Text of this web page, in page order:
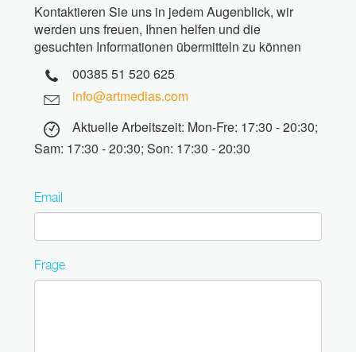
Kontaktieren Sie uns in jedem Augenblick, wir
werden uns freuen, Ihnen helfen und die
gesuchten Informationen übermitteln zu können
00385 51 520 625
info@artmedias.com
Aktuelle Arbeitszeit: Mon-Fre: 17:30 - 20:30;
Sam: 17:30 - 20:30; Son: 17:30 - 20:30
Email
Frage